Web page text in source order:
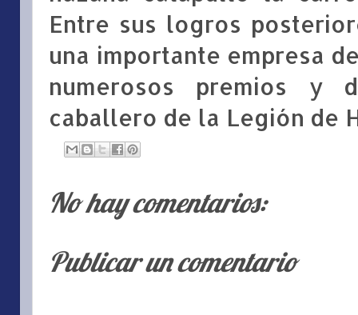
Entre sus logros
una importante empresa
numerosos premios y
caballero de la Legión de
No hay comentarios:
Publicar un comentario